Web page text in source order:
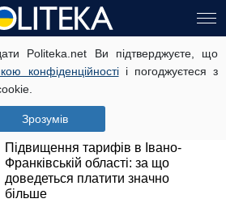
Politeka.net Ви підтверджуєте, що
конфіденційностіі погоджуєтеся з
Зрозумів
Підвищення тарифів на
комунальні послуги в Івано-
Франківській області: з якими
цінами мешканцям доведеться
мати справу
6 серпня, 11:00
Підвищення тарифів в Івано-
Франківській області: за що
доведеться платити значно
більше